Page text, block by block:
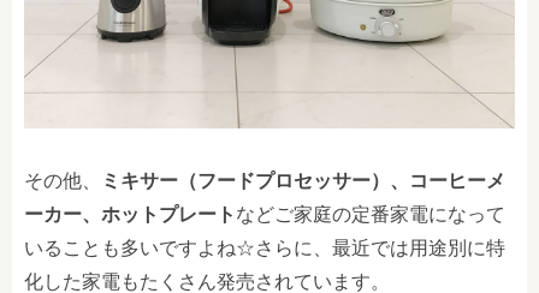
その他、
ミキサー（フードプロセッサー）、コーヒーメ
ーカー、ホットプレート などご家庭の定番家電になって
いることも多いですよね☆さらに、最近では用途別に特
化した家電もたくさん発売されています。